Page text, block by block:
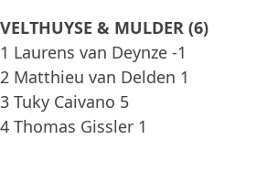
VELTHUYSE & MULDER (6)
1 Laurens van Deynze -1
2 Matthieu van Delden 1
3 Tuky Caivano 5
4 Thomas Gissler 1